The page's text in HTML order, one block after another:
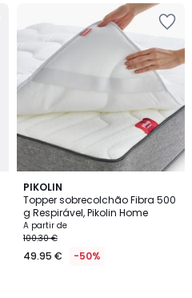
PIKOLIN
Topper sobrecolchão Fibra 500
g Respirável, Pikolin Home
A partir de
100.30 €
49.95 € -50%